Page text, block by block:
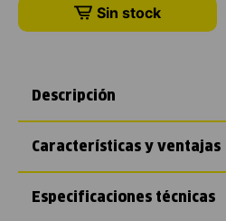
Sin stock
Descripción
Características y ventajas
Especificaciones técnicas